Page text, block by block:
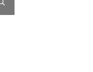
Submit search